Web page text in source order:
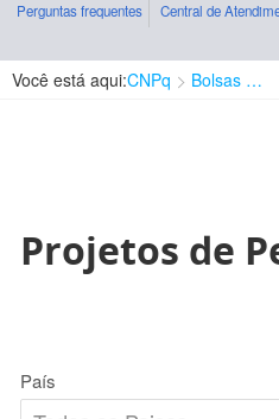
Perguntas frequentes Central de
Você está aqui:CNPq Bolsas e Auxílios Vigentes
Projetos de
País